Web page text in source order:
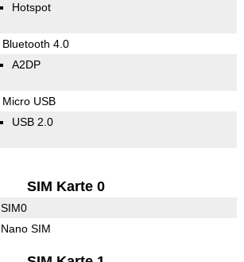
Hotspot
Bluetooth 4.0
A2DP
Micro USB
USB 2.0
SIM Karte 0
SIM0
Nano SIM